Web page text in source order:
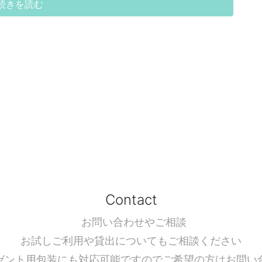
きを読む
Contact
お問い合わせやご相談
お試しご利用や貸出についてもご相談ください
ント用包装にも対応可能ですのでご希望の方はお問い